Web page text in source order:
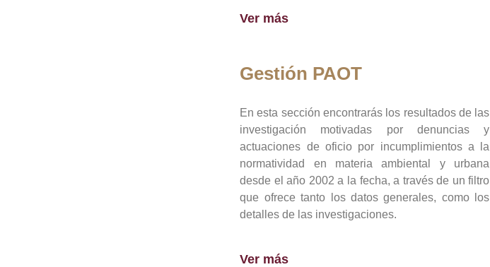
Ver más
Gestión PAOT
En esta sección encontrarás los resultados de las
investigación motivadas por denuncias y
actuaciones de oficio por incumplimientos a la
normatividad en materia ambiental y urbana
desde el año 2002 a la fecha, a través de un filtro
que ofrece tanto los datos generales, como los
detalles de las investigaciones.
Ver más